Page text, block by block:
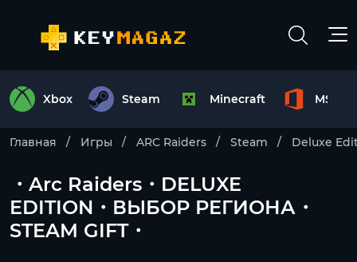
Xbox Steam Minecraft MS
Главная Игры ARC Raiders Steam Deluxe
・Arc Raiders・DELUXE
EDITION・ВЫБОР РЕГИОНА・
STEAM GIFT・